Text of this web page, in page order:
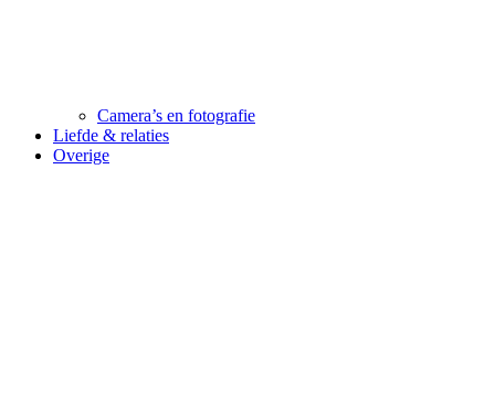
Camera’s en fotografie
Liefde & relaties
Overige